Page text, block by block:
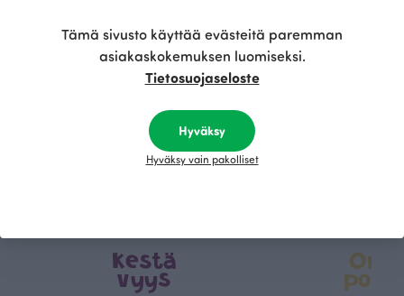
Kestä
vyys
Oma
Tämä sivusto käyttää evästeitä paremman
asiakaskokemuksen luomiseksi.
Tietosuojaseloste
Hyväksy
Hyväksy vain pakolliset